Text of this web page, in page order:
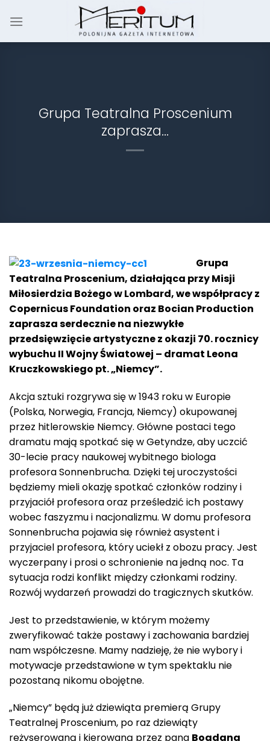
Grupa Teatralna Proscenium
zaprasza…
Grupa
Teatralna Proscenium, działająca przy Misji
Miłosierdzia Bożego w Lombard, we współpracy z
Copernicus Foundation oraz Bocian Production
zaprasza serdecznie na niezwykłe
przedsięwzięcie artystyczne z okazji 70. rocznicy
wybuchu II Wojny Światowej – dramat Leona
Kruczkowskiego pt. „Niemcy”.
Akcja sztuki rozgrywa się w 1943 roku w Europie
(Polska, Norwegia, Francja, Niemcy) okupowanej
przez hitlerowskie Niemcy. Główne postaci tego
dramatu mają spotkać się w Getyndze, aby uczcić
30-lecie pracy naukowej wybitnego biologa
profesora Sonnenbrucha. Dzięki tej uroczystości
będziemy mieli okazję spotkać członków rodziny i
przyjaciół profesora oraz prześledzić ich postawy
wobec faszyzmu i nacjonalizmu. W domu profesora
Sonnenbrucha pojawia się również asystent i
przyjaciel profesora, który uciekł z obozu pracy. Jest
wyczerpany i prosi o schronienie na jedną noc. Ta
sytuacja rodzi konflikt między członkami rodziny.
Rozwój wydarzeń prowadzi do tragicznych skutków.
Jest to przedstawienie, w którym możemy
zweryfikować także postawy i zachowania bardziej
nam współczesne. Mamy nadzieję, że nie wybory i
motywacje przedstawione w tym spektaklu nie
pozostaną nikomu obojętne.
„Niemcy” będą już dziewiąta premierą Grupy
Teatralnej Proscenium, po raz dziewiąty
reżyserowaną i kierowaną przez pana Bogdana